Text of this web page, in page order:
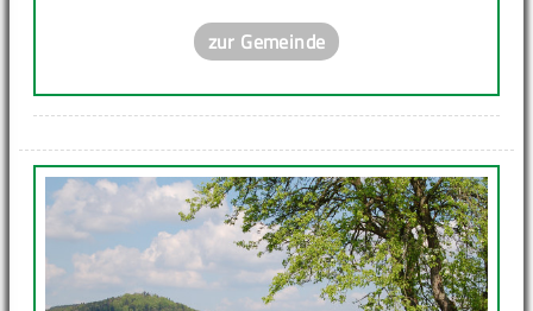
zur Gemeinde